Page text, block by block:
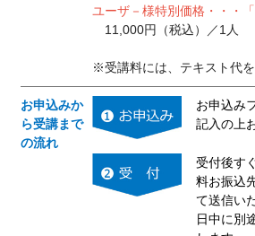
ユーザ－様特別価格・・・「
11,000円（税込）／1人
※受講料には、テキスト代を
お申込みか
ら受講まで
の流れ
お申込み
記入の上
受付後す
料お振込
て送信い
日中に別